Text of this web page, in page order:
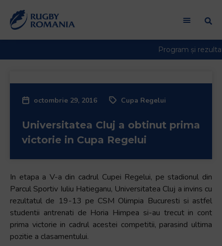
octombrie 29, 2016 Cupa Regelui
Universitatea Cluj a obtinut prima
victorie in Cupa Regelui
In etapa a V-a din cadrul Cupei Regelui, pe stadionul din
Parcul Sportiv Iuliu Hatieganu, Universitatea Cluj a invins cu
rezultatul de 19-13 pe CSM Olimpia Bucuresti si astfel
studentii antrenati de Horia Himpea si-au trecut in cont
prima victorie in cadrul acestei competitii, parasind ultima
pozitie a clasamentului.